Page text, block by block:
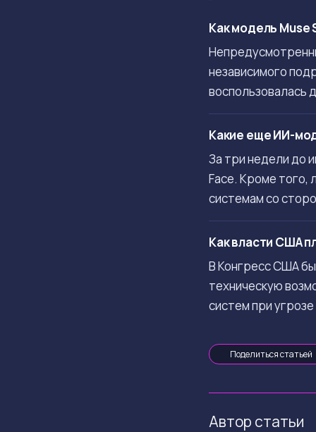
Как модель Muse
независимого
воспользовалась
Какие еще ИИ-
За три недели до
Face. Кроме того,
системам со
Как власти США
В Конгресс США
техническую
систем при
Поделиться статьей
Автор статьи